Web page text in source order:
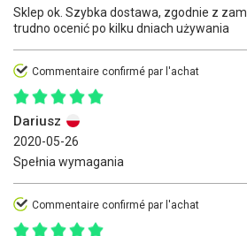
Sklep ok. Szybka dostawa, zgodnie z
trudno ocenić po kilku dniach używania
Commentaire confirmé par l'achat
Dariusz
2020-05-26
Spełnia wymagania
Commentaire confirmé par l'achat